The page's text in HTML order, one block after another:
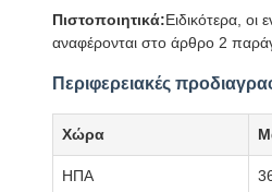
Πιστοποιητικά:Ειδικότερα,
αναφέρονται στο άρθρο 2
Περιφερειακές
Χώρα
ΗΠΑ